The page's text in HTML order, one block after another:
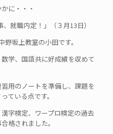
に・・・
就職内定！」（３月13日）
坂上教室の小田です。
学、国語共に好成績を収めて
用のノートを準備し、課題を
ている点です。
字検定、ワープロ検定の過去
格されました。